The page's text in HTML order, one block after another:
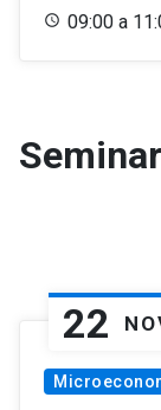
09:00 a
22